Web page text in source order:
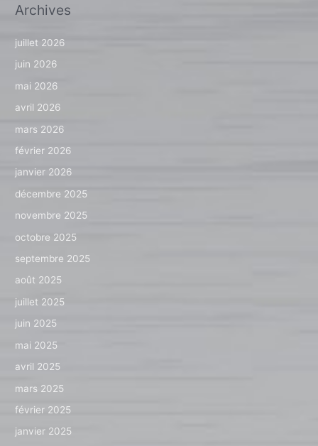
Archives
juillet 2026
juin 2026
mai 2026
avril 2026
mars 2026
février 2026
janvier 2026
décembre 2025
novembre 2025
octobre 2025
septembre 2025
août 2025
juillet 2025
juin 2025
mai 2025
avril 2025
mars 2025
février 2025
janvier 2025